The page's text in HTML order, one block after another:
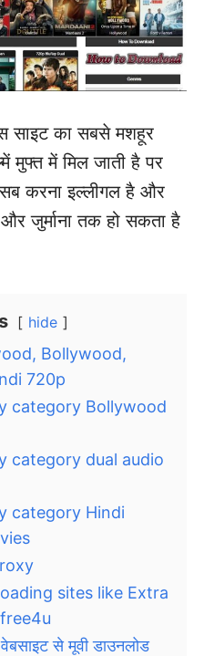
साइट का सबसे मशहूर
मुफ्त में मिल जाती है पर
करना इल्लीगल है और
जुर्माना तक हो सकता है
hide
Bollywood,
720p
category Bollywood
category dual audio
category Hindi
sites like Extra
से मूवी डाउनलोड